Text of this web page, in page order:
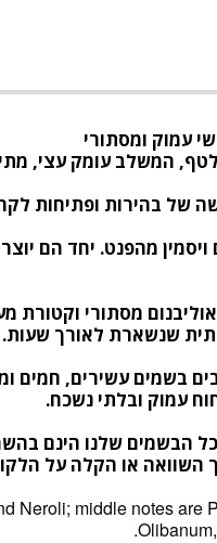
עמוק ומסתורי
המשלב עומק עצי,
של בהירות ופתיחות
מהפנט. יחד הם
מסתורי
שנשארת לאורך שעות.
בשמים עשירים, חמים
עמוק ובלתי נשכח.
הבשמים שלנו הינם
או הקלה על
Neroli; middle notes